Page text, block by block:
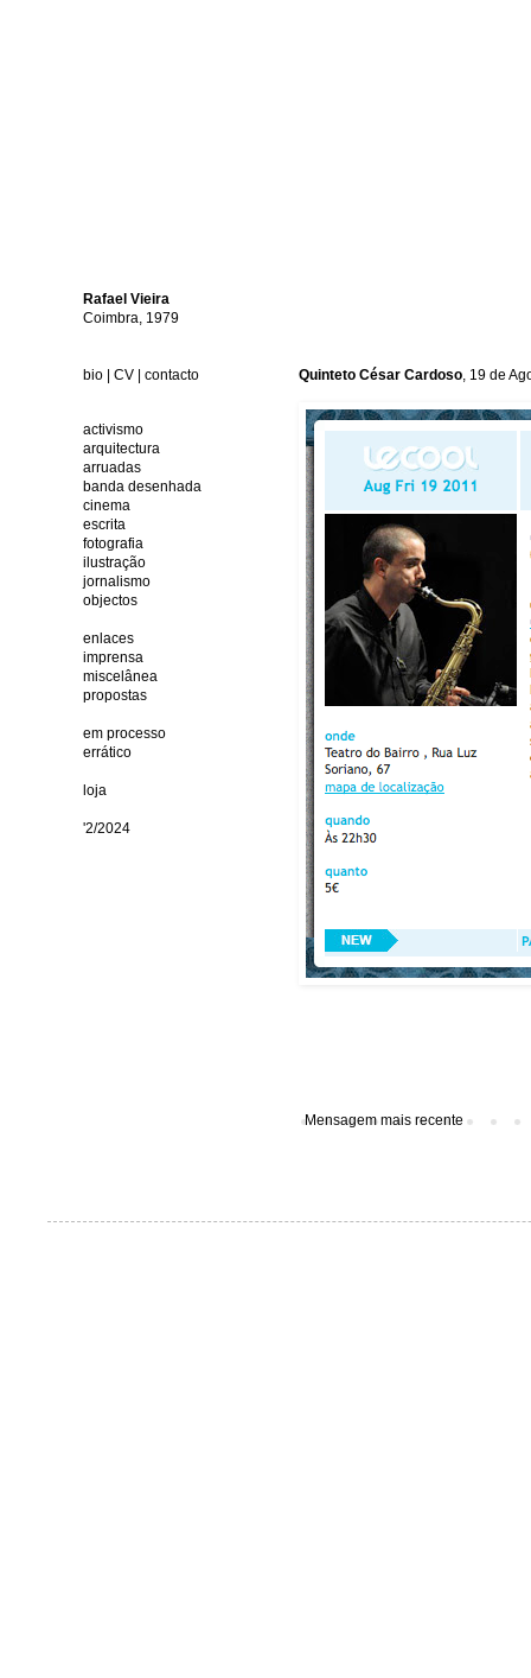
Quinteto César Cardoso, 19 de
Mensagem mais recente
Rafael Vieira
Coimbra, 1979
bio CV contacto
activismo
arquitectura
arruadas
banda desenhada
cinema
escrita
fotografia
ilustração
jornalismo
objectos
enlaces
imprensa
miscelânea
propostas
em processo
errático
loja
'2/2024